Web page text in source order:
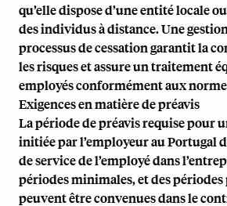
qu’elle dispose d’une entité locale
des individus à distance. Une
processus de cessation garantit la
les risques et assure un traitement
employés conformément aux
Exigences en matière de préavis
La période de préavis requise pour
initiée par l’employeur au Portugal
de service de l’employé dans
périodes minimales, et des périodes
peuvent être convenues dans le